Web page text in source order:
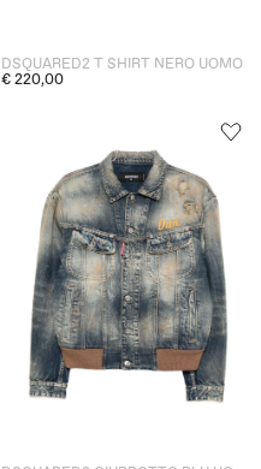
DSQUARED2 T SHIRT NERO UOMO
€ 220,00